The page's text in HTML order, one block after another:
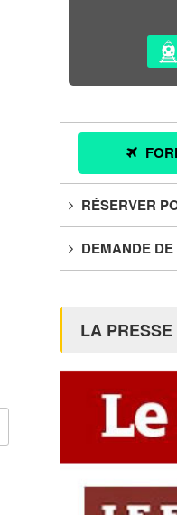
RÉSERVER
DEMANDE
LA